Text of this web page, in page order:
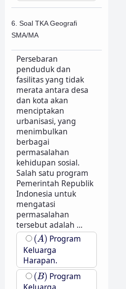
6. Soal TKA Geografi
SMA/MA
Persebaran
penduduk dan
fasilitas yang tidak
merata antara desa
dan kota akan
menciptakan
urbanisasi, yang
menimbulkan
berbagai
permasalahan
kehidupan sosial.
Salah satu program
Pemerintah Republik
Indonesia untuk
mengatasi
permasalahan
tersebut adalah ...
(A)
(A) Program
Keluarga
Harapan.
(B)
(B) Program